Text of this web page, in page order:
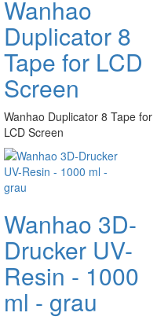
Wanhao
Duplicator 8
Tape for LCD
Screen
Wanhao Duplicator 8 Tape for
LCD Screen
Wanhao 3D-
Drucker UV-
Resin - 1000
ml - grau